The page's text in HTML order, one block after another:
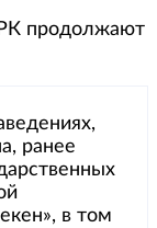
продолжают
ранее
в том